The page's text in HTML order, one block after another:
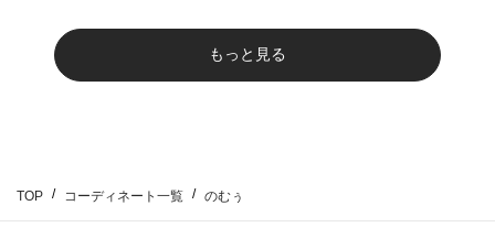
もっと見る
TOP コーディネート一覧 のむぅ